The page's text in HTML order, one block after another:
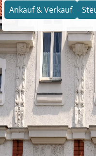
Ankauf & Verkauf